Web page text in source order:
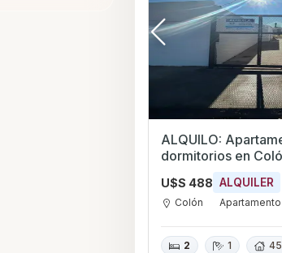
ALQUILO:
dormitorios en
U$S 488 ALQUILER
Colón Apartamento
2 1 45